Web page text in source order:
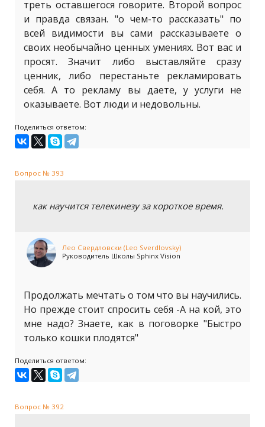
треть оставшегося говорите. Второй вопрос
и правда связан. "о чем-то рассказать" по
всей видимости вы сами рассказываете о
своих необычайно ценных умениях. Вот вас и
просят. Значит либо выставляйте сразу
ценник, либо перестаньте рекламировать
себя. А то рекламу вы даете, у услуги не
оказываете. Вот люди и недовольны.
Поделиться ответом:
Вопрос № 393
как научится телекинезу за короткое время.
Лео Свердловски (Leo Sverdlovsky)
Руководитель Школы Sphinx Vision
Продолжать мечтать о том что вы научились.
Но прежде стоит спросить себя -А на кой, это
мне надо? Знаете, как в поговорке "Быстро
только кошки плодятся"
Поделиться ответом:
Вопрос № 392